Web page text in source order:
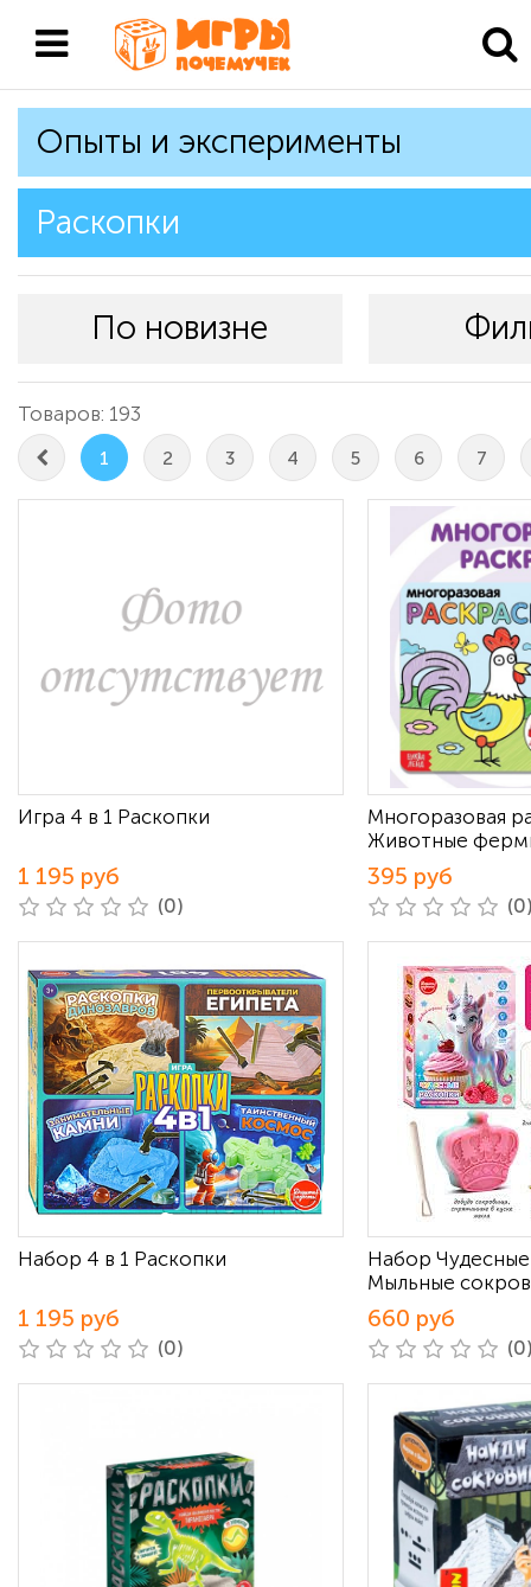
Опыты и эксперименты
Раскопки
По новизне
Товаров: 193
1 2 3 4 5 6 7
Игра 4 в 1 Раскопки
1 195 руб
(0)
Многоразовая
Животные
395 руб
Набор 4 в 1 Раскопки
1 195 руб
(0)
Набор
Мыльные
660 руб